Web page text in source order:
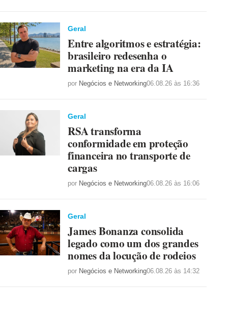
Geral
Entre algoritmos e estratégia:
brasileiro redesenha o
marketing na era da IA
por Negócios e Networking06.08.26 às 16:36
Geral
RSA transforma
conformidade em proteção
financeira no transporte de
cargas
por Negócios e Networking06.08.26 às 16:06
Geral
James Bonanza consolida
legado como um dos grandes
nomes da locução de rodeios
por Negócios e Networking06.08.26 às 14:32